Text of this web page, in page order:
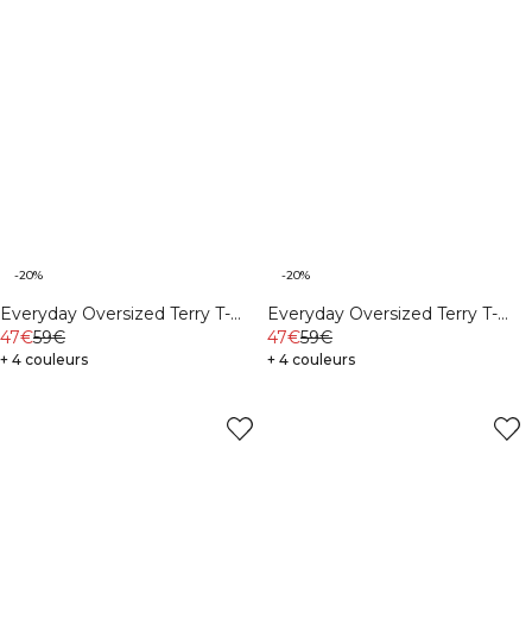
-20%
Everyday Oversized Terry T-
shirt M Midnight Blue
47€59€
+ 4 couleurs
-20%
Everyday Oversized Terry T-
shirt M Light Grey Melange
47€59€
+ 4 couleurs